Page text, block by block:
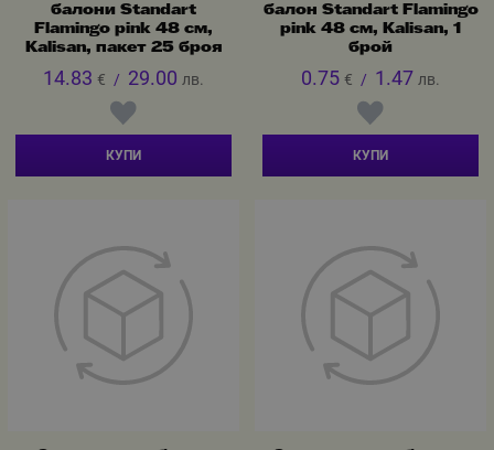
балони Standart
Flamingo pink 48 см,
Kalisan, пакет 25 броя
14.83 € / 29.00 лв.
КУПИ
балон Standart Flamingo
pink 48 см, Kalisan, 1
брой
0.75 € / 1.47 лв.
КУПИ